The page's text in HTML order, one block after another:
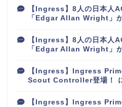
【Ingress】8人の日本人
「Edgar Allan Wright」が
【Ingress】8人の日本人
「Edgar Allan Wright」が
【Ingress】Ingress
Scout Controller登場！
【Ingress】Ingress